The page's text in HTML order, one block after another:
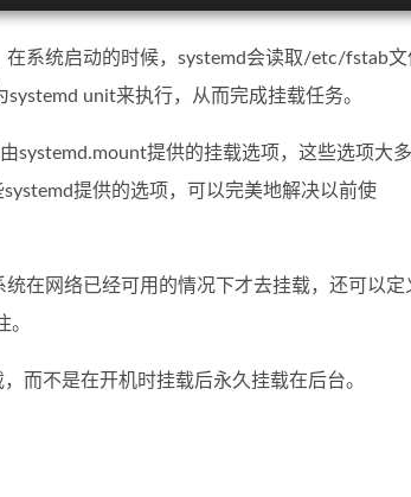
系统启动的时候，systemd会读取/etc/fstab文
unit来执行，从而完成挂载任务。
systemd.mount提供的挂载选项，这些选项大多
提供的选项，可以完美地解决以前使
在网络已经可用的情况下才去挂载，还可以定
而不是在开机时挂载后永久挂载在后台。